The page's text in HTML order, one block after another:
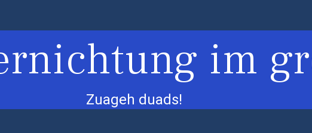
im
Zuageh duads!